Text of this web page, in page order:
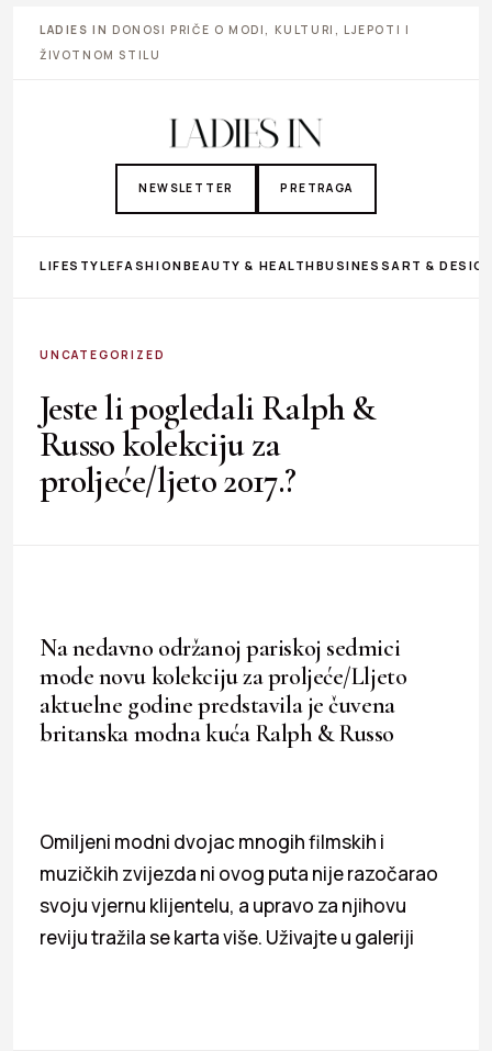
LADIES IN DONOSI PRIČE O MODI, KULTURI, LJEPOTI I
ŽIVOTNOM STILU
NEWSLETTER PRETRAGA
LIFESTYLEFASHIONBEAUTY & HEALTHBUSINESS ART &
UNCATEGORIZED
Jeste li pogledali Ralph &
Russo kolekciju za
proljeće/ljeto 2017.?
Na nedavno održanoj pariskoj sedmici
mode novu kolekciju za proljeće/Lljeto
aktuelne godine predstavila je čuvena
britanska modna kuća Ralph & Russo
Omiljeni modni dvojac mnogih filmskih i
muzičkih zvijezda ni ovog puta nije razočarao
svoju vjernu klijentelu, a upravo za njihovu
reviju tražila se karta više. Uživajte u galeriji